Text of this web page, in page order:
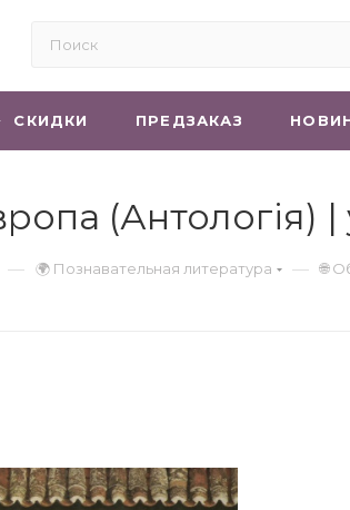
СКИДКИ ПРЕДЗАКАЗ
— 🌍 Познавательная литература — 🌐